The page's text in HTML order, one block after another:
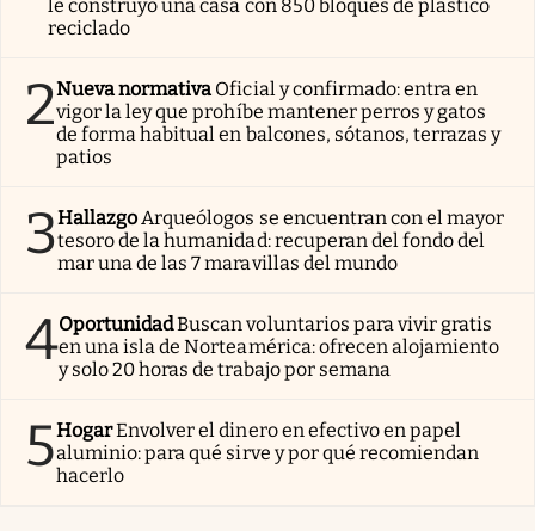
le construyó una casa con 850 bloques de plástico
reciclado
2Nueva normativa Oficial y confirmado: entra en
vigor la ley que prohíbe mantener perros y gatos
de forma habitual en balcones, sótanos, terrazas y
patios
3Hallazgo Arqueólogos se encuentran con el mayor
tesoro de la humanidad: recuperan del fondo del
mar una de las 7 maravillas del mundo
4OportunidadBuscan voluntarios para vivir gratis
en una isla de Norteamérica: ofrecen alojamiento
y solo 20 horas de trabajo por semana
5HogarEnvolver el dinero en efectivo en papel
aluminio: para qué sirve y por qué recomiendan
hacerlo